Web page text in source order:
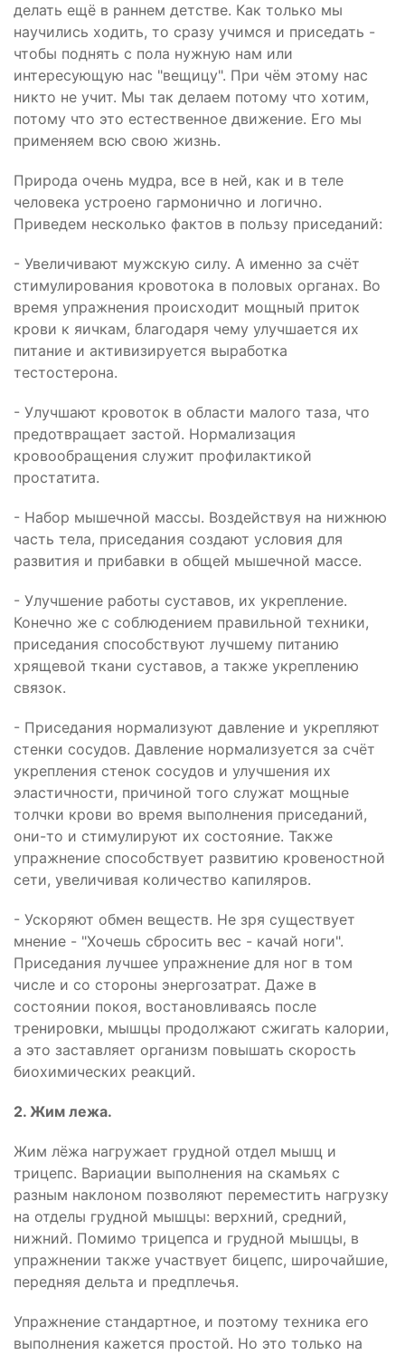
делать ещё в раннем детстве. Как только мы
научились ходить, то сразу учимся и приседать -
чтобы поднять с пола нужную нам или
интересующую нас "вещицу". При чём этому нас
никто не учит. Мы так делаем потому что хотим,
потому что это естественное движение. Его мы
применяем всю свою жизнь.
Природа очень мудра, все в ней, как и в теле
человека устроено гармонично и логично.
Приведем несколько фактов в пользу приседаний:
- Увеличивают мужскую силу. А именно за счёт
стимулирования кровотока в половых органах. Во
время упражнения происходит мощный приток
крови к яичкам, благодаря чему улучшается их
питание и активизируется выработка
тестостерона.
- Улучшают кровоток в области малого таза, что
предотвращает застой. Нормализация
кровообращения служит профилактикой
простатита.
- Набор мышечной массы. Воздействуя на нижнюю
часть тела, приседания создают условия для
развития и прибавки в общей мышечной массе.
- Улучшение работы суставов, их укрепление.
Конечно же с соблюдением правильной техники,
приседания способствуют лучшему питанию
хрящевой ткани суставов, а также укреплению
связок.
- Приседания нормализуют давление и укрепляют
стенки сосудов. Давление нормализуется за счёт
укрепления стенок сосудов и улучшения их
эластичности, причиной того служат мощные
толчки крови во время выполнения приседаний,
они-то и стимулируют их состояние. Также
упражнение способствует развитию кровеностной
сети, увеличивая количество капиляров.
- Ускоряют обмен веществ. Не зря существует
мнение - "Хочешь сбросить вес - качай ноги".
Приседания лучшее упражнение для ног в том
числе и со стороны энергозатрат. Даже в
состоянии покоя, востановливаясь после
тренировки, мышцы продолжают сжигать калории,
а это заставляет организм повышать скорость
биохимических реакций.
2. Жим лежа.
Жим лёжа нагружает грудной отдел мышц и
трицепс. Вариации выполнения на скамьях с
разным наклоном позволяют переместить нагрузку
на отделы грудной мышцы: верхний, средний,
нижний. Помимо трицепса и грудной мышцы, в
упражнении также участвует бицепс, широчайшие,
передняя дельта и предплечья.
Упражнение стандартное, и поэтому техника его
выполнения кажется простой. Но это только на